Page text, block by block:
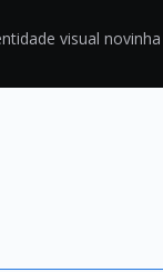
visual